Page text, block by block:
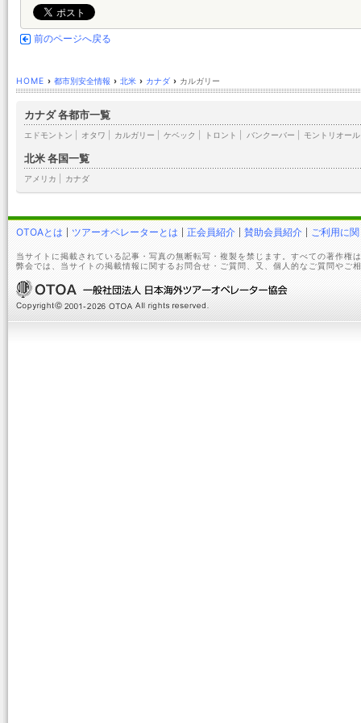
前のページへ戻る
HOME › 都市別安全情報 › 北米 › カナダ › カルガリー
カナダ 各都市一覧
エドモントン オタワ カルガリー ケベック トロント バンクーバー モントリオール
北米 各国一覧
アメリカ カナダ
OTOAとは ツアーオペレーターとは 正会員紹介 賛助会員紹介 ご利用に
当サイトに掲載されている記事・写真の無断転写・複製を禁じます。すべての著作権
弊会では、当サイトの掲載情報に関するお問合せ・ご質問、又、個人的なご質問やご